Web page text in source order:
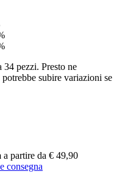
pezzi. Presto ne
subire variazioni se
a partire da € 49,90
consegna